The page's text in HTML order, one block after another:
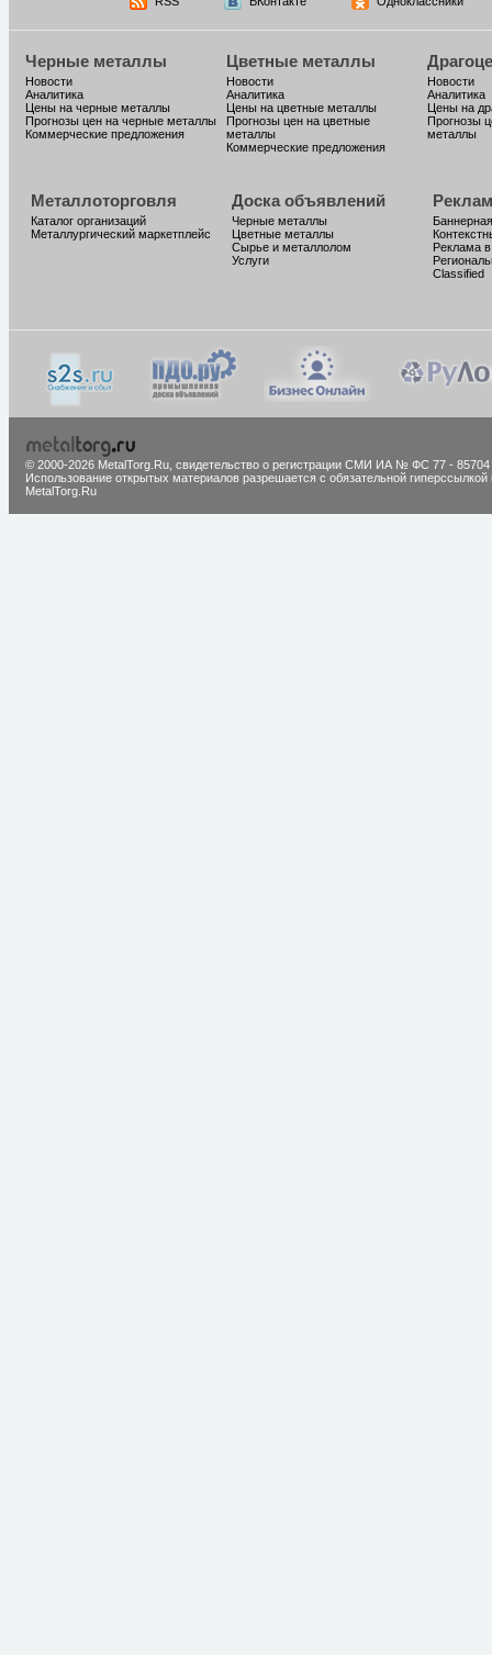
Черные металлы
Новости
Аналитика
Цены на черные металлы
Прогнозы цен на черные металлы
Коммерческие предложения
Цветные металлы
Новости
Аналитика
Цены на цветные металлы
Прогнозы цен на цветные
металлы
Коммерческие предложения
Новости
Аналитика
Цены на
Прогнозы
металлы
Металлоторговля
Каталог организаций
Металлургический маркетплейс
Доска объявлений
Черные металлы
Цветные металлы
Сырье и металлолом
Услуги
Реклама
Classified
© 2000-2026 MetalTorg.Ru, cвидетельство о регистрации СМИ ИА № ФС 77 - 85704
Использование открытых материалов разрешается с обязательной гиперссылкой
MetalTorg.Ru